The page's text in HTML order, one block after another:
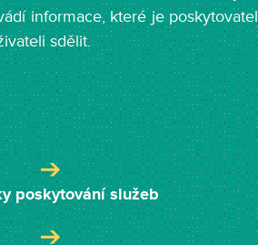
informace, které je poskytovatel
sdělit.
poskytování služeb